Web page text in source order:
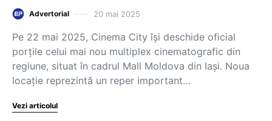
Advertorial 20 mai 2025
Pe 22 mai 2025, Cinema City își deschide oficial
porțile celui mai nou multiplex cinematografic din
regiune, situat în cadrul Mall Moldova din Iași. Noua
locație reprezintă un reper important…
Vezi articolul